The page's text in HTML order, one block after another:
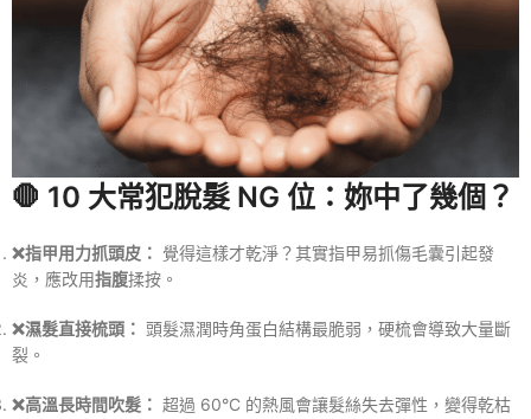
🛑 10 大常犯脫髮 NG 位：妳中了幾個？
❌指甲用力抓頭皮： 覺得這樣才乾淨？其實指甲易抓傷毛囊引起發
炎，應改用指腹揉按。
❌濕髮直接梳頭： 頭髮濕潤時角蛋白結構最脆弱，硬梳會導致大量斷
裂。
❌高溫長時間吹髮： 超過 60°C 的熱風會讓髮絲失去彈性，變得乾枯